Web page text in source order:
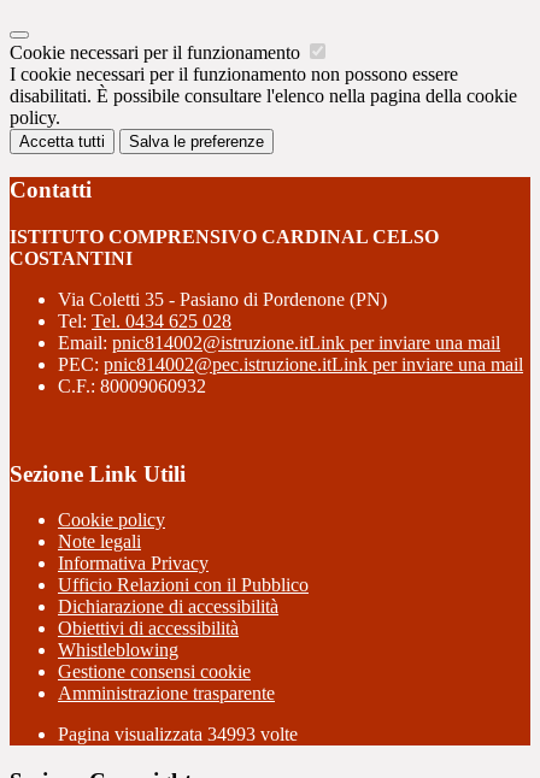
Cookie necessari per il funzionamento
I cookie necessari per il funzionamento non possono essere
disabilitati. È possibile consultare l'elenco nella pagina della cookie
policy.
Accetta tutti Salva le preferenze
Contatti
ISTITUTO COMPRENSIVO CARDINAL CELSO
COSTANTINI
Via Coletti 35 - Pasiano di Pordenone (PN)
Tel: Tel. 0434 625 028
Email: pnic814002@istruzione.itLink per inviare una mail
PEC: pnic814002@pec.istruzione.itLink per inviare una mail
C.F.: 80009060932
Sezione Link Utili
Cookie policy
Note legali
Informativa Privacy
Ufficio Relazioni con il Pubblico
Dichiarazione di accessibilità
Obiettivi di accessibilità
Whistleblowing
Gestione consensi cookie
Amministrazione trasparente
Pagina visualizzata 34993 volte